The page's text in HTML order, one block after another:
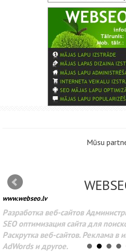
Mūsu
www.webseo.lv
Разработка веб-сайтов
SEO оптимизация сайта для
Раскрутка веб-сайтов. Реклама в
AdWords и другое.